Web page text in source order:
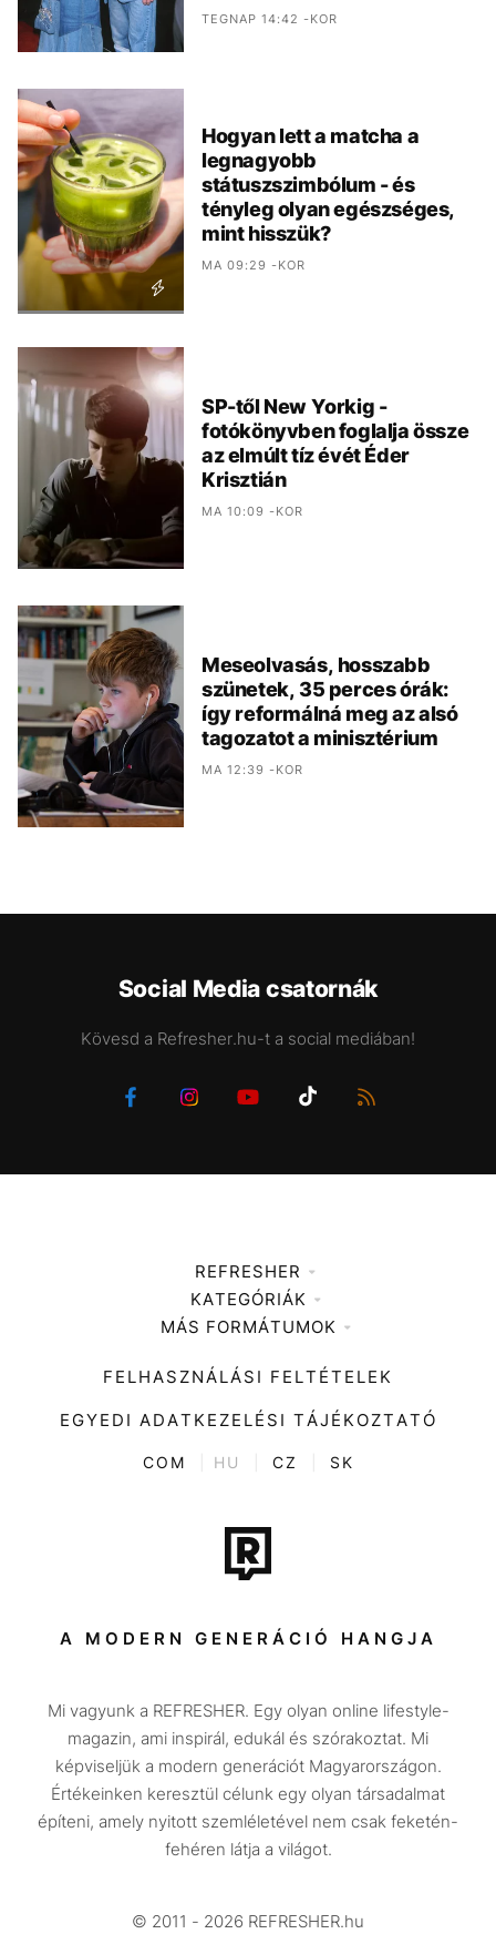
TEGNAP 14:42 -KOR
Hogyan lett a matcha a
legnagyobb
státuszszimbólum - és
tényleg olyan egészséges,
mint hisszük?
MA 09:29 -KOR
SP-től New Yorkig -
fotókönyvben foglalja össze
az elmúlt tíz évét Éder
Krisztián
MA 10:09 -KOR
Meseolvasás, hosszabb
szünetek, 35 perces órák:
így reformálná meg az alsó
tagozatot a minisztérium
MA 12:39 -KOR
Social Media csatornák
Kövesd a Refresher.hu-t a social mediában!
REFRESHER
Médiaajánlat
KATEGÓRIÁK
Zene
Divat
Kultúra
ENTR
Tech-Tudomány
Sport
Társadalom
Utazás
Életmód
Design
Beszélgetések
MÁS FORMÁTUMOK
FELHASZNÁLÁSI FELTÉTELEK
EGYEDI ADATKEZELÉSI TÁJÉKOZTATÓ
COM HU CZ SK
A MODERN GENERÁCIÓ HANGJA
Mi vagyunk a REFRESHER. Egy olyan online lifestyle-
magazin, ami inspirál, edukál és szórakoztat. Mi
képviseljük a modern generációt Magyarországon.
Értékeinken keresztül célunk egy olyan társadalmat
építeni, amely nyitott szemléletével nem csak feketén-
fehéren látja a világot.
© 2011 - 2026 REFRESHER.hu